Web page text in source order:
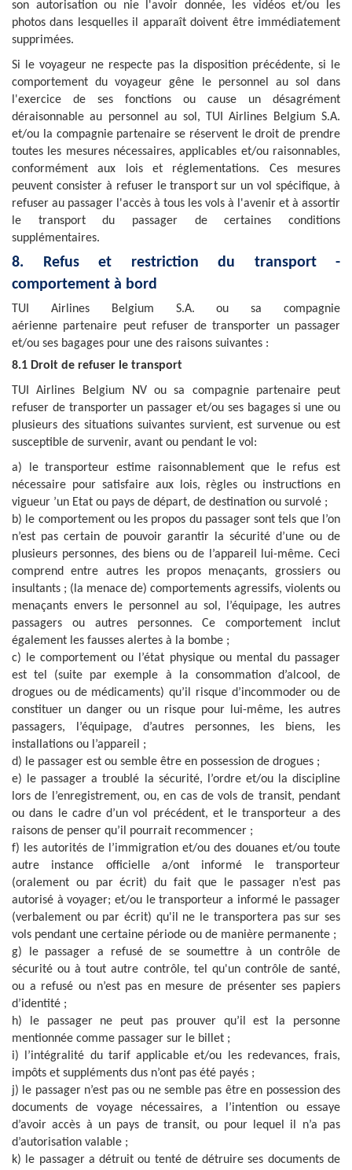
son autorisation ou nie l'avoir donnée, les vidéos et/ou les
photos dans lesquelles il apparaît doivent être immédiatement
supprimées.
Si le voyageur ne respecte pas la disposition précédente, si le
comportement du voyageur gêne le personnel au sol dans
l'exercice de ses fonctions ou cause un désagrément
déraisonnable au personnel au sol, TUI Airlines Belgium S.A.
et/ou la compagnie partenaire se réservent le droit de prendre
toutes les mesures nécessaires, applicables et/ou raisonnables,
conformément aux lois et réglementations. Ces mesures
peuvent consister à refuser le transport sur un vol spécifique, à
refuser au passager l'accès à tous les vols à l'avenir et à assortir
le transport du passager de certaines conditions
supplémentaires.
8. Refus et restriction du transport -
comportement à bord
TUI Airlines Belgium S.A.ou sa compagnie
aérienne partenaire peut refuser de transporter un passager
et/ou ses bagages pour une des raisons suivantes :
8.1 Droit de refuser le transport
TUI
Airlines Belgium NV ousa compagnie partenaire peut
refuser de transporter un passager et/ou ses bagages si une ou
plusieurs des situations suivantes survient, est survenue ou est
susceptible de survenir, avant ou pendant le vol:
a) le transporteur estime raisonnablement que le refus est
nécessaire pour satisfaire aux lois, règles ou instructions en
vigueur ’un Etat ou pays de départ, de destination ou survolé ;
b) le comportement ou les propos du passager sont tels que l’on
n’est pas certain de pouvoir garantir la sécurité d’une ou de
plusieurs personnes, des biens ou de l’appareil lui-même. Ceci
comprend entre autres les propos menaçants, grossiers ou
insultants ; (la menace de) comportements agressifs, violents ou
menaçants envers le personnel au sol, l’équipage, les autres
passagers ou autres personnes. Ce comportement inclut
également les fausses alertes à la bombe ;
c) le comportement ou l’état physique ou mental du passager
est tel (suite par exemple à la consommation d’alcool, de
drogues ou de médicaments) qu’il risque d’incommoder ou de
constituer un danger ou un risque pour lui-même, les autres
passagers, l’équipage, d’autres personnes, les biens, les
installations ou l’appareil ;
d) le passager est ou semble être en possession de drogues ;
e) le passager a troublé la sécurité, l’ordre et/ou la discipline
lors de l’enregistrement, ou, en cas de vols de transit, pendant
ou dans le cadre d’un vol précédent, et le transporteur a des
raisons de penser qu’il pourrait recommencer ;
f) les autorités de l’immigration et/ou des douanes et/ou toute
autre instance officielle a/ont informé le transporteur
(oralement ou par écrit) du fait que le passager n’est pas
autorisé à voyager; et/ou le transporteur a informé le passager
(verbalement ou par écrit) qu'il ne le transportera pas sur ses
vols pendant une certaine période ou de manière permanente ;
g) le passager a refusé de se soumettre à un contrôle de
sécurité ou à tout autre contrôle, tel qu'un contrôle de santé,
ou a refusé ou n’est pas en mesure de présenter ses papiers
d’identité ;
h) le passager ne peut pas prouver qu’il est la personne
mentionnée comme passager sur le billet ;
i) l’intégralité du tarif applicable et/ou les redevances, frais,
impôts et suppléments dus n’ont pas été payés ;
j) le passager n’est pas ou ne semble pas être en possession des
documents de voyage nécessaires, a l’intention ou essaye
d’avoir accès à un pays de transit, ou pour lequel il n’a pas
d’autorisation valable ;
k) le passager a détruit ou tenté de détruire ses documents de